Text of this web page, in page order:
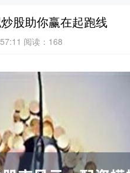
股助你赢在起跑线
阅读：168